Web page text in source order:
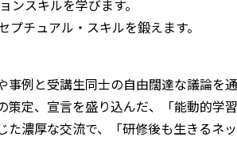
ンスキルを学びます。
プチュアル・スキルを鍛えます。
事例と受講生同士の自由闊達な議論を
策定、宣言を盛り込んだ、「能動的学
た濃厚な交流で、「研修後も生きるネ